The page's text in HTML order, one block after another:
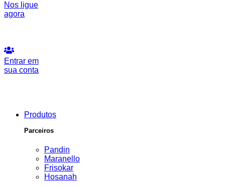
Nos ligue
agora
Entrar em
sua conta
Produtos
Parceiros
Pandin
Maranello
Frisokar
Hosanah